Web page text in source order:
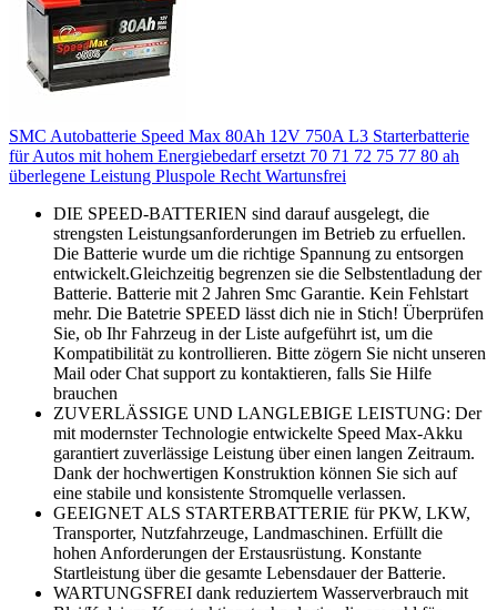
SMC Autobatterie Speed Max 80Ah 12V 750A L3 Starterbatterie
für Autos mit hohem Energiebedarf ersetzt 70 71 72 75 77 80 ah
überlegene Leistung Pluspole Recht Wartunsfrei
DIE SPEED-BATTERIEN sind darauf ausgelegt, die
strengsten Leistungsanforderungen im Betrieb zu erfuellen.
Die Batterie wurde um die richtige Spannung zu entsorgen
entwickelt.Gleichzeitig begrenzen sie die Selbstentladung der
Batterie. Batterie mit 2 Jahren Smc Garantie. Kein Fehlstart
mehr. Die Batetrie SPEED lässt dich nie in Stich! Überprüfen
Sie, ob Ihr Fahrzeug in der Liste aufgeführt ist, um die
Kompatibilität zu kontrollieren. Bitte zögern Sie nicht unseren
Mail oder Chat support zu kontaktieren, falls Sie Hilfe
brauchen
ZUVERLÄSSIGE UND LANGLEBIGE LEISTUNG: Der
mit modernster Technologie entwickelte Speed Max-Akku
garantiert zuverlässige Leistung über einen langen Zeitraum.
Dank der hochwertigen Konstruktion können Sie sich auf
eine stabile und konsistente Stromquelle verlassen.
GEEIGNET ALS STARTERBATTERIE für PKW, LKW,
Transporter, Nutzfahrzeuge, Landmaschinen. Erfüllt die
hohen Anforderungen der Erstausrüstung. Konstante
Startleistung über die gesamte Lebensdauer der Batterie.
WARTUNGSFREI dank reduziertem Wasserverbrauch mit